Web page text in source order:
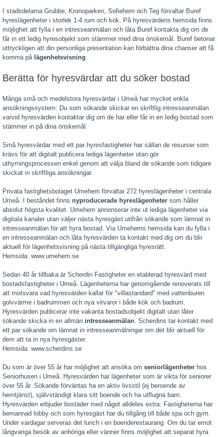
I stadsdelarna Grubbe, Kronoparken, Sofiehem och Teg förvaltar Buref
hyreslägenheter i storlek 1-4 rum och kök. På hyresvärdens hemsida finns
möjlighet att fylla i en intresseanmälan och låta Buref kontakta dig om de
får in ett ledig hyresobjekt som stämmer med dina önskemål. Buref betonar
uttryckligen att din personliga presentation kan förbättra dina chanser att få
komma på lägenhetsvisning.
Berätta för hyresvärdar att du söker bostad
Många små och medelstora hyresvärdar i Umeå har mycket enkla
ansökningssystem: Du som sökande skickar en skriftlig intresseanmälan
varvid hyresvärden kontaktar dig om de har eller får in en ledig bostad som
stämmer in på dina önskemål.
Små hyresvärdar med ett par hyresfastigheter har sällan de resurser som
krävs för att digitalt publicera lediga lägenheter utan gör
uthyrningsprocessen enkel genom att välja bland de sökande som tidigare
skickat in skriftliga ansökningar.
Privata fastighetsbolaget Umehem förvaltar 272 hyreslägenheter i centrala
Umeå. I beståndet finns nyproducerade hyreslägenheter som håller
absolut högsta kvalitet. Umehem annonserar inte ut lediga lägenheter via
digitala kanaler utan väljer nästa hyresgäst utifrån sökande som lämnat in
intresseanmälan för att hyra bostad. Via Umehems hemsida kan du fylla i
en intresseanmälan och låta hyresvärden ta kontakt med dig om du blir
aktuell för lägenhetsvisning på nästa tillgängliga hyresrätt.
Hemsida: www.umehem.se
Sedan 40 år tillbaka är Scherdin Fastigheter en etablerad hyresvärd med
bostadsfastigheter i Umeå. Lägenheterna har genomgående renoverats till
att motsvara vad hyresvärden kallar för "villastandard" med vattenburen
golvvärme i badrummen och nya vitvaror i både kök och badrum.
Hyresvärden publicerar inte vakanta bostadsobjekt digitalt utan låter
sökande skicka in en allmän intresseanmälan. Scherdins tar kontakt med
ett par sökande om lämnat in intresseanmälningar om det blir aktuell för
dem att ta in nya hyresgäster.
Hemsida: www.scherdins.se
Du som är över 55 år har möjlighet att ansöka om seniorlägenheter hos
Seniorhusen i Umeå. Hyresvärden har lägenheter som är vikta för seniorer
över 55 år. Sökande förväntas ha en aktiv livsstil (ej beroende av
hemtjänst), självständigt klara sitt boende och ha utflugna barn.
Hyresvärden erbjuder bostäder med något alldeles extra: Fastigheterna har
bemannad lobby och som hyresgäst har du tillgång till både spa och gym.
Under vardagar serveras det lunch i en boenderestaurang. Om du tar emot
långvariga besök av anhöriga eller vänner finns möjlighet att separat hyra